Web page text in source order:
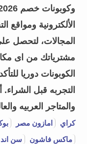
الألكترونية
المجالات، لتحصل
مشترياتك من اى
الكوبونات دوريا
التجربه قبل الشراء.
والمتاجر العربيه
كراي
امازون مصر
ماكس فاشون
سن